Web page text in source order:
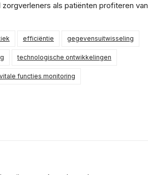
als patiënten profiteren van
efficiëntie gegevensuitwisseling
technologische ontwikkelingen
vitale functies monitoring